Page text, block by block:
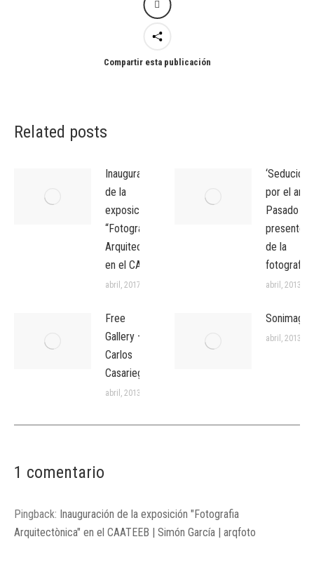
Compartir esta publicación
Related posts
Inauguración
de la
exposición
“Fotografia
Arquitectònica”
en el CAATEEB
abril, 2017
‘Seducidos
por el arte’
Pasado y
presente
de la
fotografía
abril, 2013
Free
Gallery –
Carlos
Casariego
abril, 2013
abril, 2013
1 comentario
Pingback: Inauguración de la exposición "Fotografia
Arquitectònica" en el CAATEEB | Simón García | arqfoto